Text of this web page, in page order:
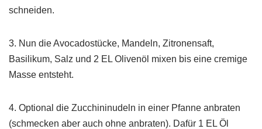
schneiden.
3. Nun die Avocadostücke, Mandeln, Zitronensaft,
Basilikum, Salz und 2 EL Olivenöl mixen bis eine cremige
Masse entsteht.
4. Optional die Zucchininudeln in einer Pfanne anbraten
(schmecken aber auch ohne anbraten). Dafür 1 EL Öl